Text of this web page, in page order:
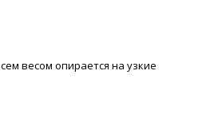
весом опирается на узкие